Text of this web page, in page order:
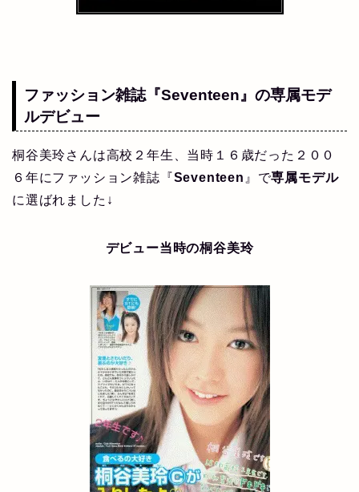
ファッション雑誌『Seventeen』の専属モデ
ルデビュー
桐谷美玲さんは高校２年生、当時１６歳だった２００
６年にファッション雑誌『Seventeen 』で専属モデル
に選ばれました↓
デビュー当時の桐谷美玲